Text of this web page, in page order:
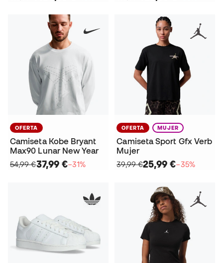
OFERTA
Camiseta Kobe Bryant
Max90 Lunar New Year
54,99 €37,99 €−31%
OFERTA MUJER
Camiseta Sport Gfx Verb
Mujer
39,99 €25,99 €−35%